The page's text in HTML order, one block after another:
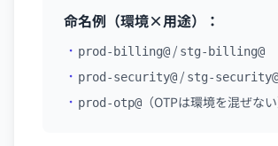
命名例（環境×用途）：
prod-billing@ / stg-billing@
prod-security@ / stg-security@
prod-otp@ （OTPは環境を混ぜない